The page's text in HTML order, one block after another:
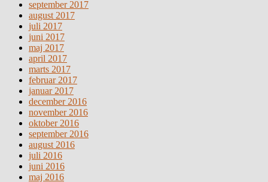
september 2017
august 2017
juli 2017
juni 2017
maj 2017
april 2017
marts 2017
februar 2017
januar 2017
december 2016
november 2016
oktober 2016
september 2016
august 2016
juli 2016
juni 2016
maj 2016